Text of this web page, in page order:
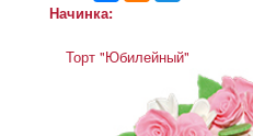
Начинка:
Торт "Юбилейный"